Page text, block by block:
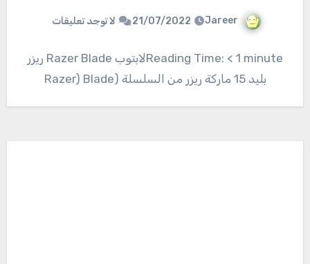
Jareer
21/07/2022 لا توجد تعليقات
Reading Time: < 1 minuteلابتوب Razer Blade ريزر
بليد 15 ماركة ريزر من السلسلة (Razer) Blade